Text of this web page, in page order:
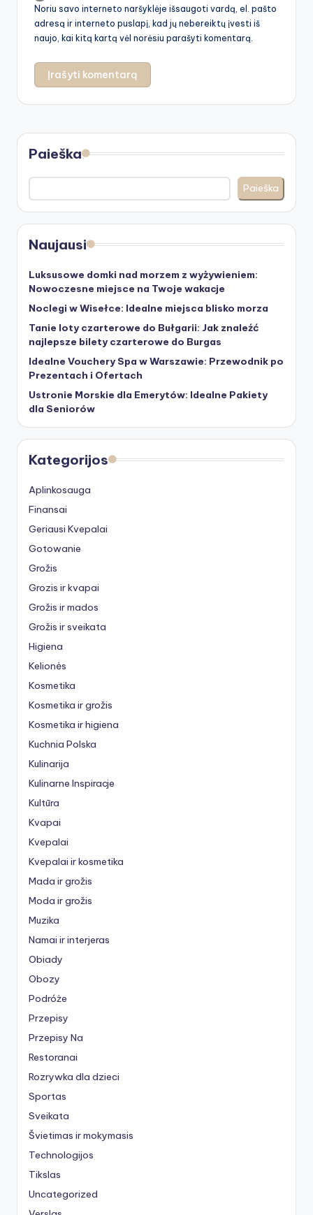
Noriu savo interneto naršyklėje išsaugoti vardą, el. pašto
adresą ir interneto puslapį, kad jų nebereiktų įvesti iš
naujo, kai kitą kartą vėl norėsiu parašyti komentarą.
Paieška
Paieška
Naujausi
Luksusowe domki nad morzem z wyżywieniem:
Nowoczesne miejsce na Twoje wakacje
Noclegi w Wisełce: Idealne miejsca blisko morza
Tanie loty czarterowe do Bułgarii: Jak znaleźć
najlepsze bilety czarterowe do Burgas
Idealne Vouchery Spa w Warszawie: Przewodnik po
Prezentach i Ofertach
Ustronie Morskie dla Emerytów: Idealne Pakiety
dla Seniorów
Kategorijos
Aplinkosauga
Finansai
Geriausi Kvepalai
Gotowanie
Grožis
Grozis ir kvapai
Grožis ir mados
Grožis ir sveikata
Higiena
Kelionės
Kosmetika
Kosmetika ir grožis
Kosmetika ir higiena
Kuchnia Polska
Kulinarija
Kulinarne Inspiracje
Kultūra
Kvapai
Kvepalai
Kvepalai ir kosmetika
Mada ir grožis
Moda ir grožis
Muzika
Namai ir interjeras
Obiady
Obozy
Podróże
Przepisy
Przepisy Na
Restoranai
Rozrywka dla dzieci
Sportas
Sveikata
Švietimas ir mokymasis
Technologijos
Tikslas
Uncategorized